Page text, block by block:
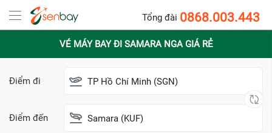
Tổng đài 0868.003.443
VÉ MÁY BAY ĐI SAMARA NGA GIÁ RẺ
Điểm đi TP Hồ Chí Minh (SGN)
Điểm đến Samara (KUF)